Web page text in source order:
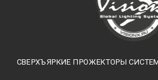
СВЕРХЪЯРКИЕ ПРОЖЕКТОРЫ